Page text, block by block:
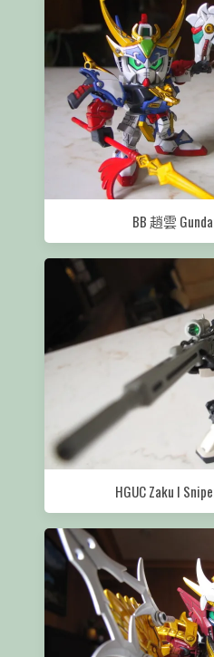
BB 趙雲
HGUC Zaku I